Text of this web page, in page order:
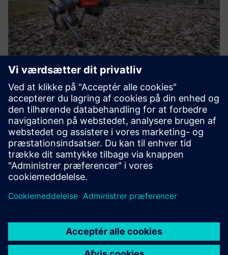
Remote asset monitoring
Olie og gas opstrømsanlæg er ofte vanskelige at nå: f.eks.
offshore-platforme. Regelmæssig transport til disse steder
er meget dyr og tidskrævende. At have en permanent
installeret fjernstyret robot på stedet overfører
arbejdsplad...
Få mere at vide